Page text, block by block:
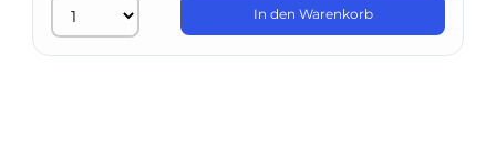
In den Warenkorb